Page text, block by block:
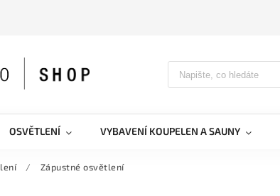
OSVĚTLENÍ VYBAVENÍ KOUPELEN A SAUNY
/ Zápustné osvětlení